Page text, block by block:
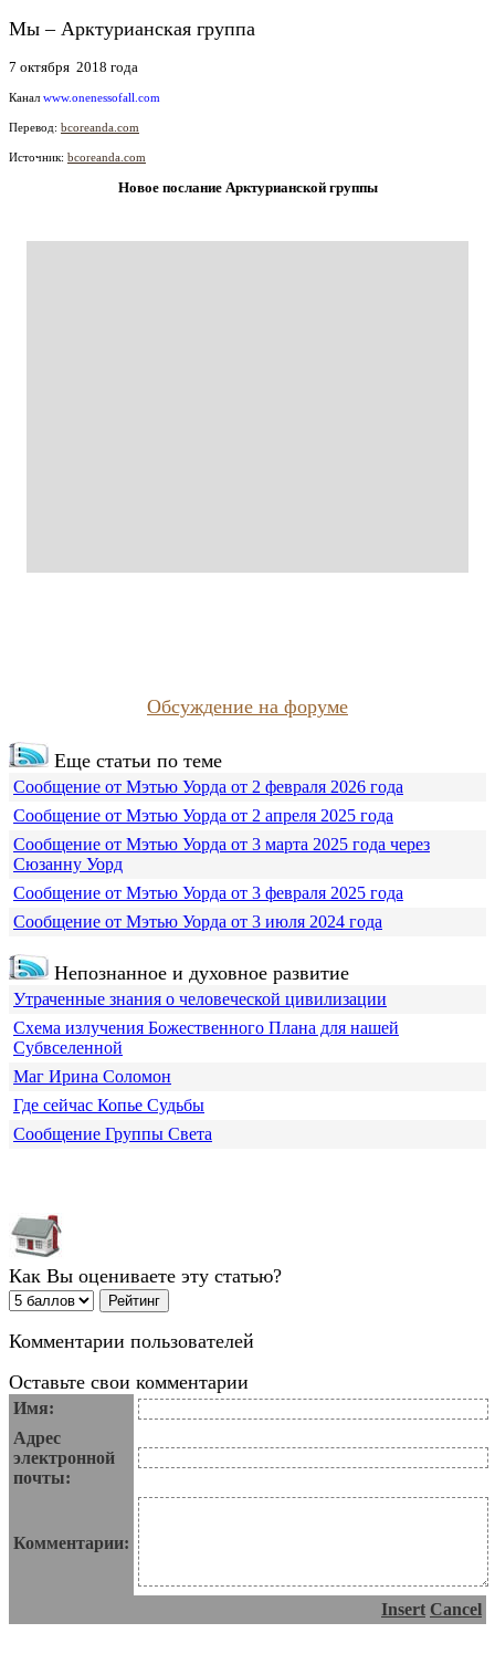
Мы – Арктурианская группа
7 октября 2018 года
Канал www.onenessofall.com
Перевод: bcoreanda.com
Источник: bcoreanda.com
Новое послание Арктурианской группы
Обсуждение на форуме
Еще статьи по теме
Сообщение от Мэтью Уорда от 2 февраля 2026 года
Сообщение от Мэтью Уорда от 2 апреля 2025 года
Сообщение от Мэтью Уорда от 3 марта 2025 года через
Сюзанну Уорд
Сообщение от Мэтью Уорда от 3 февраля 2025 года
Сообщение от Мэтью Уорда от 3 июля 2024 года
Непознанное и духовное развитие
Утраченные знания о человеческой цивилизации
Схема излучения Божественного Плана для нашей
Субвселенной
Маг Ирина Соломон
Где сейчас Копье Судьбы
Сообщение Группы Света
Как Вы оцениваете эту статью?
Комментарии пользователей
Оставьте свои комментарии
Имя:
Адрес
электронной
почты:
Комментарии:
Insert Cancel